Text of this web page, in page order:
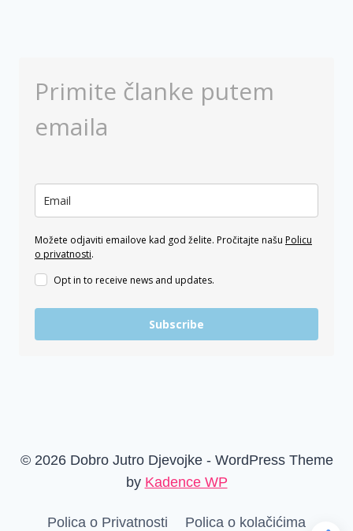
Primite članke putem
emaila
Možete odjaviti emailove kad god želite. Pročitajte našu Policu
o privatnosti.
Opt in to receive news and updates.
Subscribe
© 2026 Dobro Jutro Djevojke - WordPress Theme
by Kadence WP
Polica o Privatnosti Polica o kolačićima